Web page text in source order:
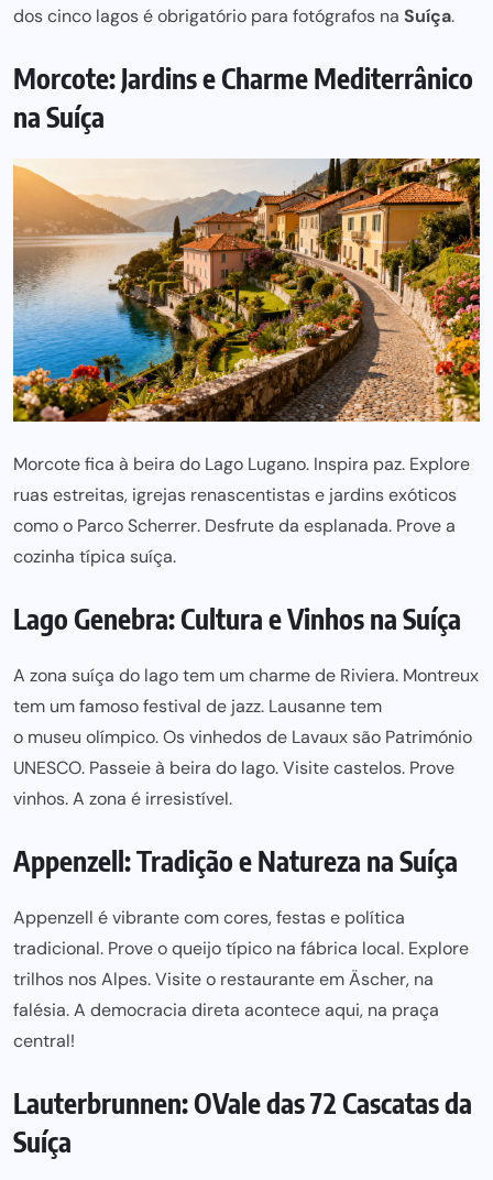
dos cinco lagos é obrigatório para fotógrafos na Suíça.
Morcote: Jardins e Charme Mediterrânico
na Suíça
Morcote fica à beira do Lago Lugano. Inspira paz. Explore
ruas estreitas, igrejas renascentistas e jardins exóticos
como o Parco Scherrer. Desfrute da esplanada. Prove a
cozinha típica suíça.
Lago Genebra: Cultura e Vinhos na Suíça
A zona suíça do lago tem um charme de Riviera. Montreux
tem um famoso festival de jazz. Lausanne tem
o museu olímpico. Os vinhedos de Lavaux são Património
UNESCO. Passeie à beira do lago. Visite castelos. Prove
vinhos. A zona é irresistível.
Appenzell: Tradição e Natureza na Suíça
Appenzell é vibrante com cores, festas e política
tradicional. Prove o queijo típico na fábrica local. Explore
trilhos nos Alpes. Visite o restaurante em Äscher, na
falésia. A democracia direta acontece aqui, na praça
central!
Lauterbrunnen: OVale das 72 Cascatas da
Suíça